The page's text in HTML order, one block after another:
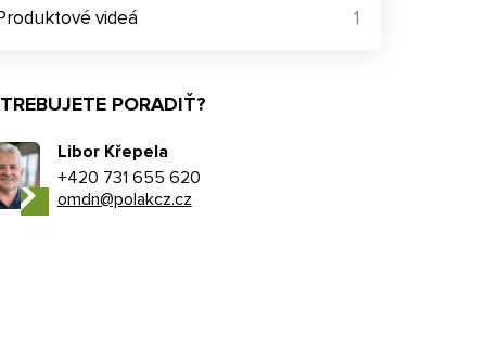
videá
1
PORADIŤ?
Libor Křepela
+420 731 655 620
omdn@polakcz.cz